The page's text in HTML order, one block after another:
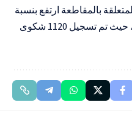
بالمقاطعة ارتفع بنسبة
66% مقارنة بالسنة الأولى للحرب، حيث تم تسجيل 1120 شكوى